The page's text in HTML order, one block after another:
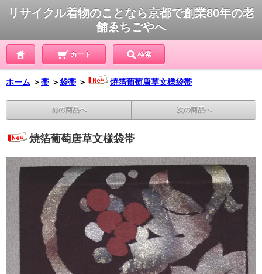
リサイクル着物のことなら京都で創業80年の老
舗ゑちごやへ
カート 検索
ホーム ＞帯 ＞袋帯 ＞ 焼箔葡萄唐草文様袋帯
前の商品へ 次の商品へ
焼箔葡萄唐草文様袋帯